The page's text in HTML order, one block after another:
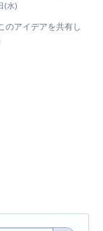
(水)
のアイデアを共有し